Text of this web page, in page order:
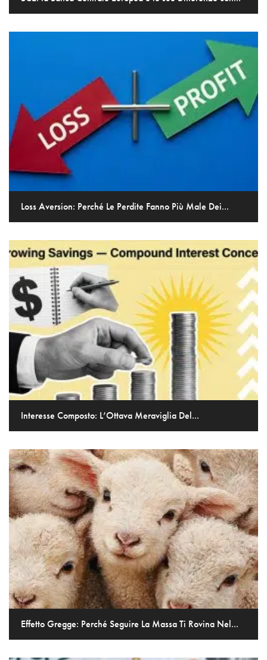
Loss Aversion: Perché Le Perdite Fanno Più Male Dei...
Interesse Composto: L’Ottava Meraviglia Del...
Effetto Gregge: Perché Seguire La Massa Ti Rovina Nel...